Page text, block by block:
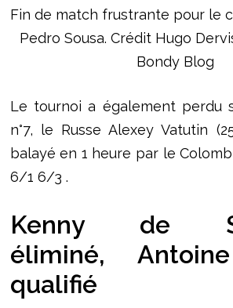
Fin de match frustrante pour le
Pedro Sousa. Crédit Hugo
Bondy Blog
Le tournoi a également perdu
n°7, le Russe Alexey Vatutin
balayé en 1 heure par le
6/1 6/3 .
Kenny de
éliminé,
qualifié